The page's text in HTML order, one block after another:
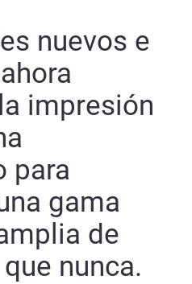
nuevos e
impresión
para
gama
de
nunca.